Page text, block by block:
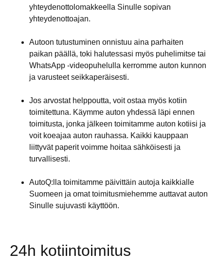
yhteydenottolomakkeella Sinulle sopivan
yhteydenottoajan.
Autoon tutustuminen onnistuu aina parhaiten
paikan päällä, toki halutessasi myös puhelimitse tai
WhatsApp -videopuhelulla kerromme auton kunnon
ja varusteet seikkaperäisesti.
Jos arvostat helppoutta, voit ostaa myös kotiin
toimitettuna. Käymme auton yhdessä läpi ennen
toimitusta, jonka jälkeen toimitamme auton kotiisi ja
voit koeajaa auton rauhassa. Kaikki kauppaan
liittyvät paperit voimme hoitaa sähköisesti ja
turvallisesti.
AutoQ:lla toimitamme päivittäin autoja kaikkialle
Suomeen ja omat toimitusmiehemme auttavat auton
Sinulle sujuvasti käyttöön.
24h kotiintoimitus